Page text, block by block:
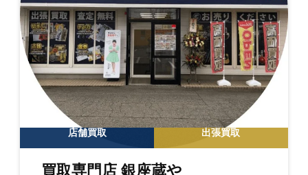
店舗買取 出張買取
買取専門店 銀座蔵や